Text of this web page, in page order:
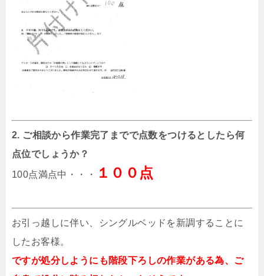
2. ご相談から作業完了までで点数をつけるとしたら何
点位でしょうか？
100点満点中・・・ １００点
お引っ越しに伴い、シングルベッドを新調することに
したお客様。
ですが処分しようにも階段下ろしの作業がある為、ご